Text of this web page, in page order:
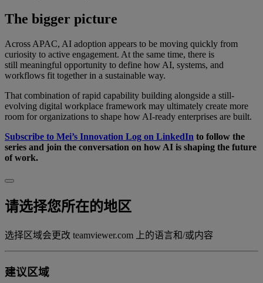
The bigger picture
Across APAC, AI adoption appears to be moving quickly from
curiosity to active engagement. At the same time, there is
still meaningful opportunity to define how AI, systems, and
workflows fit together in a sustainable way.
That combination of rapid capability building alongside a still-
evolving digital workplace framework may ultimately create more
room for organizations to shape how AI-ready enterprises are built.
Subscribe to Mei’s Innovation Log on LinkedIn to follow the
series and join the conversation on how AI is shaping the future
of work.
请选择您所在的地区
选择区域会更改 teamviewer.com 上的语言和/或内容
建议区域